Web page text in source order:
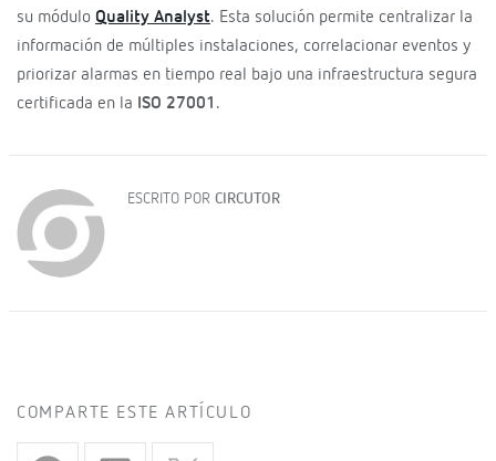
su módulo Quality Analyst. Esta solución permite centralizar la
información de múltiples instalaciones, correlacionar eventos y
priorizar alarmas en tiempo real bajo una infraestructura segura
certificada en la ISO 27001 .
ESCRITO POR CIRCUTOR
COMPARTE ESTE ARTÍCULO